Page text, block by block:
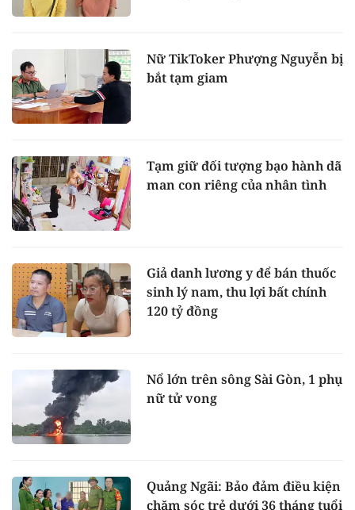
Nữ TikToker Phượng Nguyễn bị
bắt tạm giam
Tạm giữ đối tượng bạo hành dã
man con riêng của nhân tình
Giả danh lương y để bán thuốc
sinh lý nam, thu lợi bất chính
120 tỷ đồng
Nổ lớn trên sông Sài Gòn, 1 phụ
nữ tử vong
Quảng Ngãi: Bảo đảm điều kiện
chăm sóc trẻ dưới 36 tháng tuổi